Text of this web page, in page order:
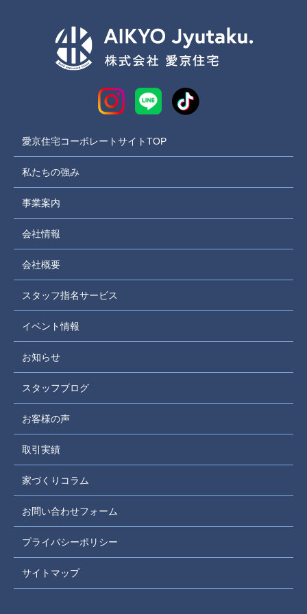
愛京住宅コーポレートサイトTOP
私たちの強み
事業案内
会社情報
会社概要
スタッフ指名サービス
イベント情報
お知らせ
スタッフブログ
お客様の声
取引実績
家づくりコラム
お問い合わせフォーム
プライバシーポリシー
サイトマップ